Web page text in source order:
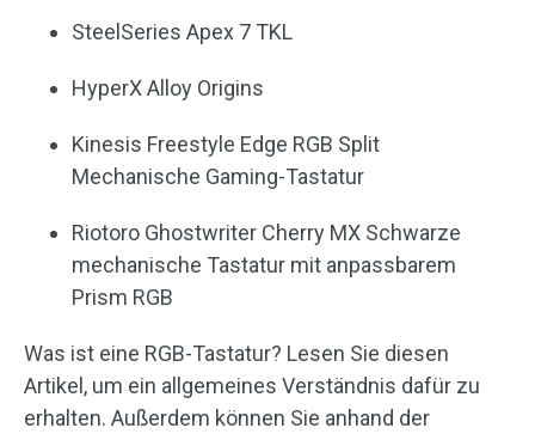
SteelSeries Apex 7 TKL
HyperX Alloy Origins
Kinesis Freestyle Edge RGB Split
Mechanische Gaming-Tastatur
Riotoro Ghostwriter Cherry MX Schwarze
mechanische Tastatur mit anpassbarem
Prism RGB
Was ist eine RGB-Tastatur? Lesen Sie diesen
Artikel, um ein allgemeines Verständnis dafür zu
erhalten. Außerdem können Sie anhand der